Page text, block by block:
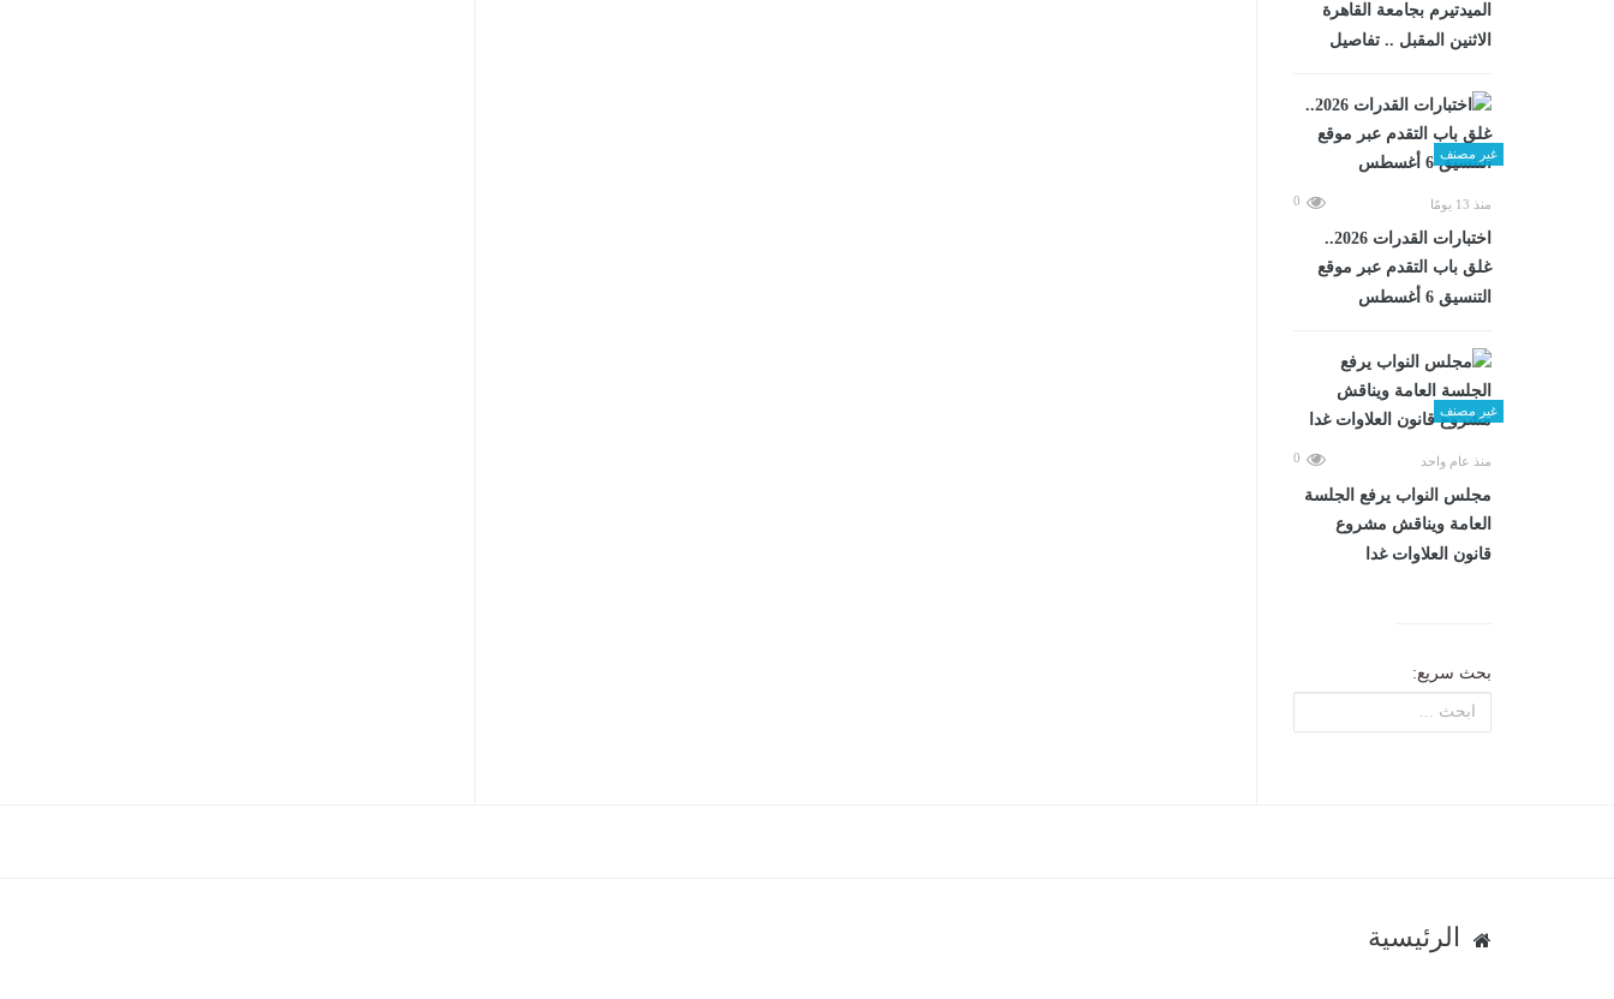
الميدتيرم بجامعة القاهرة
الاثنين المقبل .. تفاصيل
غير مصنف
منذ 13 يومًا 0
اختبارات القدرات 2026..
غلق باب التقدم عبر موقع
التنسيق 6 أغسطس
غير مصنف
منذ عام واحد 0
مجلس النواب يرفع الجلسة
العامة ويناقش مشروع
قانون العلاوات غدا
بحث سريع:
الرئيسية